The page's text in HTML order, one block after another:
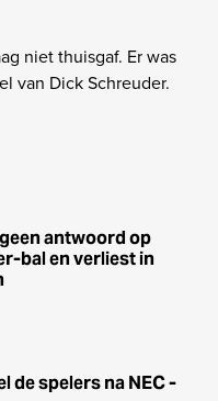
niet thuisgaf. Er was
van Dick Schreuder.
antwoord op
bal en verliest in
de spelers na NEC -